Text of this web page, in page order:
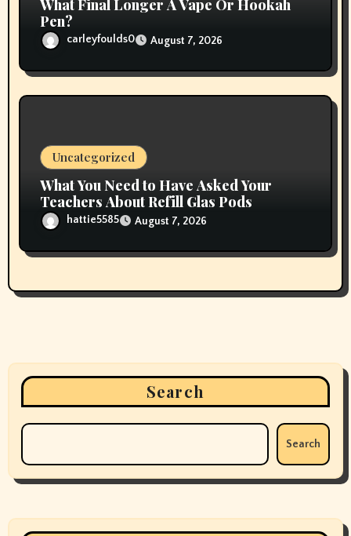
What Final Longer A Vape Or Hookah
Pen?
carleyfoulds0 August 7, 2026
Uncategorized
What You Need to Have Asked Your
Teachers About Refill Glas Pods
hattie5585 August 7, 2026
Search
Search